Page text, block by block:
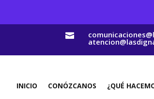

INICIO CONÓZCANOS ¿QUÉ